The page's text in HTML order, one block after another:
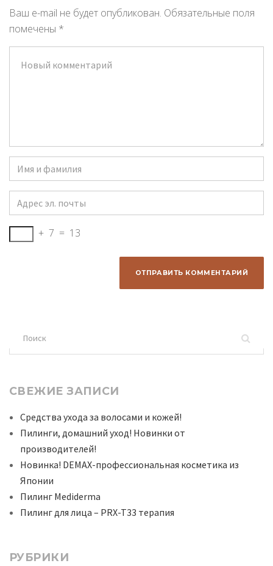
Ваш e-mail не будет опубликован. Обязательные поля
помечены *
комментарий*
Имя
и
Адрес
эл.
почты *+ 7 = 13
для:
СВЕЖИЕ ЗАПИСИ
Средства ухода за волосами и кожей!
Пилинги, домашний уход! Новинки от
производителей!
Новинка! DEMAX-профессиональная косметика из
Японии
Пилинг Мediderma
Пилинг для лица – PRX-T33 терапия
РУБРИКИ